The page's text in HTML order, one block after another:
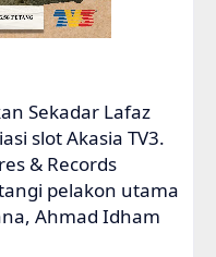
Sekadar Lafaz
slot Akasia TV3.
& Records
pelakon utama
Ahmad Idham